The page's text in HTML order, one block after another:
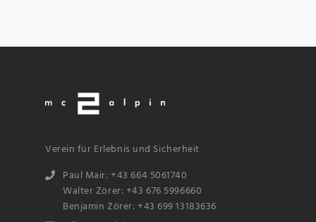
Verein für Erlebnis und Sicherheit
Paul Mair: +43 664 5061740
Walter Zörer: +43 676 5996660
Benjamin Zörer: +43 699 13183636